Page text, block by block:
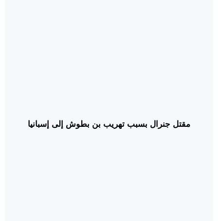
مقتل جنرال بسبب تهريب بن بطوش إلى إسبانيا